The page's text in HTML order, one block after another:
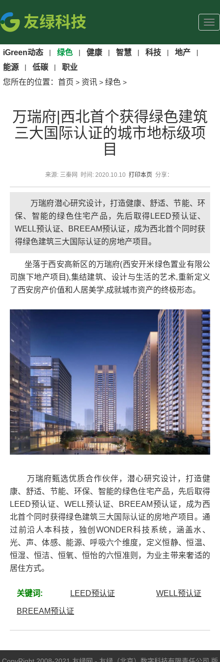
iGreen动态 | 绿色 | 健康 | 智慧 | 科技 | 地产 |
能源 | 低碳 |
职业
您所在的位置： 首页 > 资讯 > 绿色 >
万瑞府|西北首个获得绿色建筑
三大国际认证的城市地标级项
目
来源: 三秦网 时间: 2020.10.10 打印本页 分享：
万瑞府潜心研究设计，打造健康、舒适、节能、环
保、智能的绿色住宅产品，先后取得LEED预认证、
WELL预认证、BREEAM预认证，成为西北首个同时获
得绿色建筑三大国际认证的房地产项目。
坐落于西安高新区的万瑞府(西安开米绿色置业有限公
司旗下地产项目),集结建筑、设计与生活的艺术,重新定义
了西安房产价值和人居美学,成就城市资产的终极形态。
万瑞府甄选优质合作伙伴，潜心研究设计，打造健
康、舒适、节能、环保、智能的绿色住宅产品，先后取得
LEED预认证、WELL预认证、BREEAM预认证，成为西
北首个同时获得绿色建筑三大国际认证的房地产项目。通
过前沿人本科技，独创WONDER科技系统，涵盖水、
光、声、体感、能源、呼吸六个维度，定义恒静、恒温、
恒湿、恒洁、恒氧、恒怡的六恒准则，为业主带来奢适的
居住方式。
关键词: LEED预认证 WELL预认证
BREEAM预认证